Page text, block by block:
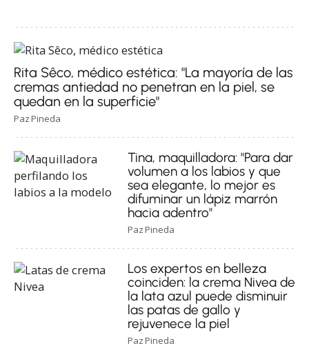
Rita Sêco, médico estética: "La mayoría de las
cremas antiedad no penetran en la piel, se
quedan en la superficie"
Paz Pineda
Tina, maquilladora: "Para dar
volumen a los labios y que
sea elegante, lo mejor es
difuminar un lápiz marrón
hacia adentro"
Paz Pineda
Los expertos en belleza
coinciden: la crema Nivea de
la lata azul puede disminuir
las patas de gallo y
rejuvenece la piel
Paz Pineda